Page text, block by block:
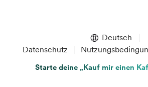
Deutsch
Datenschutz
Starte deine „Kauf mir einen